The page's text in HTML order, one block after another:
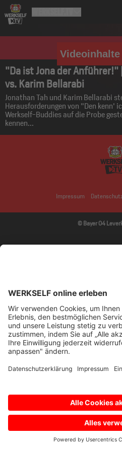
Videoinhalte
"Da ist Jona der Anführer!"
vs. Karim Bellarabi
Jonathan Tah und Karim Bellarabi
Herausforderungen von "Den kenn'
Werkself-Buddies auf die Probe
kennen...
Impressum
© Bayer 04